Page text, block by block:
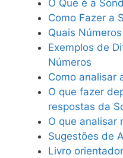
O Que é a
Como Fazer a
Quais
Exemplos de
Números
Como analisar
O que fazer
respostas da
O que analisar
Sugestões de
Livro